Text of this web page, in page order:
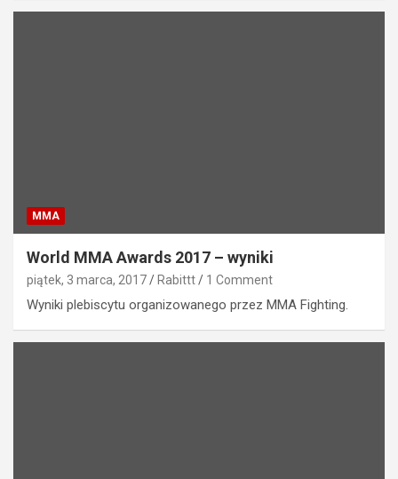
MMA
World MMA Awards 2017 – wyniki
piątek, 3 marca, 2017 Rabittt 1 Comment
Wyniki plebiscytu organizowanego przez MMA Fighting.